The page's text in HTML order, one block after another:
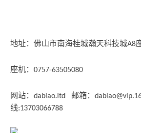
地址：佛山市南海桂城瀚天科技城A8
座机： 0757-63505080
网站： dabiao.ltd 邮箱：
线:13703066788